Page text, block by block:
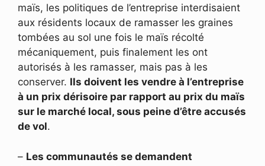
maïs, les politiques de l’entreprise interdisaient
aux résidents locaux de ramasser les graines
tombées au sol une fois le maïs récolté
mécaniquement, puis finalement les ont
autorisés à les ramasser, mais pas à les
conserver. Ils doivent les vendre à l’entreprise
à un prix dérisoire par rapport au prix du maïs
sur le marché local, sous peine d’être accusés
de vol.
– Les communautés se demandent